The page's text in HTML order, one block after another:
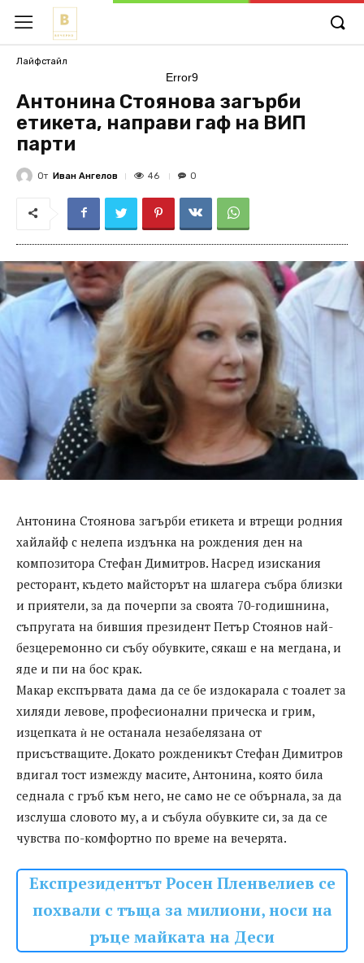
Лайфстайл
Error9
Антонина Стоянова загърби
етикета, направи гаф на ВИП
парти
От Иван Ангелов 46 0
Антонина Стоянова загърби етикета и втрещи родния
хайлайф с нелепа издънка на рождения ден на
композитора Стефан Димитров. Насред изискания
ресторант, където майсторът на шлагера събра близки
и приятели, за да почерпи за своята 70-годишнина,
съпругата на бившия президент Петър Стоянов най-
безцеремонно си събу обувките, сякаш е на мегдана, и
яде и пи на бос крак.
Макар експървата дама да се бе издокарала с тоалет за
хиляди левове, професионални прическа и грим,
изцепката ѝ не останала незабелязана от
присъстващите. Докато рожденикът Стефан Димитров
вдигал тост измежду масите, Антонина, която била
седнала с гръб към него, не само не се обърнала, за да
изслуша словото му, а и събула обувките си, за да се
чувства по-комфортно по време на вечерята.
Експрезидентът Росен Пленвелиев се
похвали с тъща за милиони, носи на
ръце майката на Деси